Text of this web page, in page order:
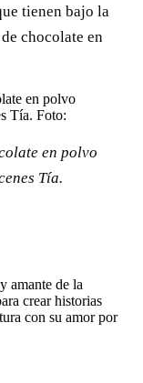
tienen bajo la
chocolate en
en polvo
Tía.
amante de la
crear historias
con su amor por